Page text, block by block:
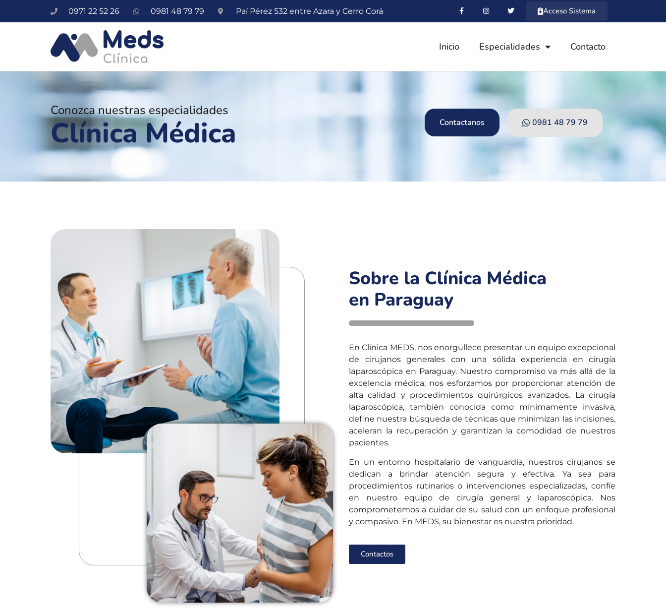
0971 22 52 26 0981 48 79 79 Paí Pérez 532 entre Azara y Cerro Corá Acceso Sistema
Inicio Especialidades Contacto
Conozca nuestras especialidades
Clínica Médica Contactanos 0981 48 79 79
Sobre la Clínica Médica
en Paraguay
En Clínica MEDS, nos enorgullece presentar un equipo excepcional
de cirujanos generales con una sólida experiencia en cirugía
laparoscópica en Paraguay. Nuestro compromiso va más allá de la
excelencia médica; nos esforzamos por proporcionar atención de
alta calidad y procedimientos quirúrgicos avanzados. La cirugía
laparoscópica, también conocida como mínimamente invasiva,
define nuestra búsqueda de técnicas que minimizan las incisiones,
aceleran la recuperación y garantizan la comodidad de nuestros
pacientes.
En un entorno hospitalario de vanguardia, nuestros cirujanos se
dedican a brindar atención segura y efectiva. Ya sea para
procedimientos rutinarios o intervenciones especializadas, confíe
en nuestro equipo de cirugía general y laparoscópica. Nos
comprometemos a cuidar de su salud con un enfoque profesional
y compasivo. En MEDS, su bienestar es nuestra prioridad.
Contactos